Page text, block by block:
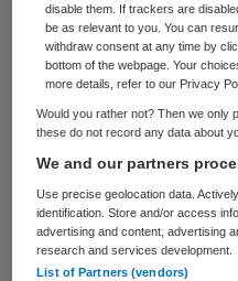
De symptomen van
huiduitslag en
Amerikaanse
CDC raadt
Latijns-Amerika of
te reizen. De
toepassing op
disable them. If trackers are
be as relevant to you. You can
withdraw consent at any time by
bottom of the webpage. Your
more details, refer to our Privacy
Would you rather not? Then we only
these do not record any data about
We and our partners
Use precise geolocation data.
identification. Store and/or access
advertising and content, advertising
research and services development.
List of Partners (vendors)